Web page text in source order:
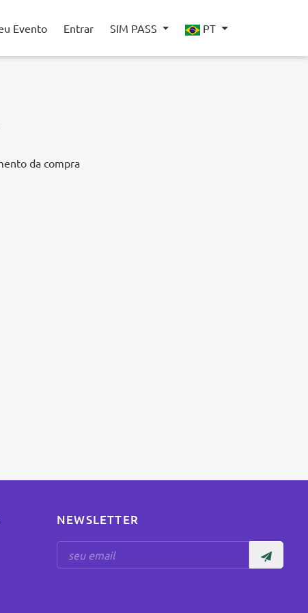
Evento Entrar SIM PASS PT
da compra
NEWSLETTER